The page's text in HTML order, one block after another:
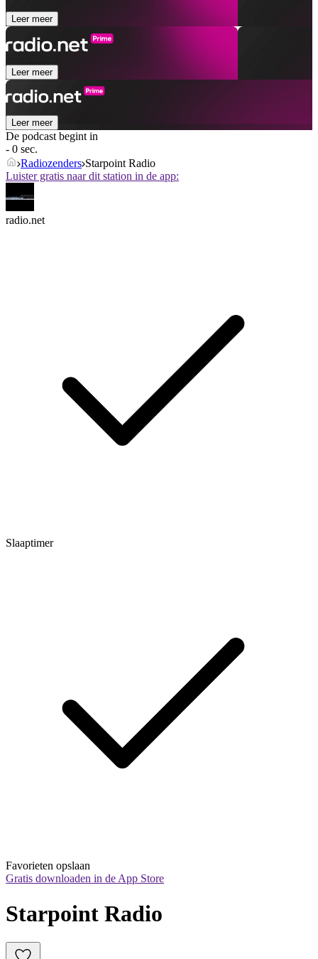
Leer meer
Leer meer
Leer meer
De podcast begint in
- 0 sec.
Radiozenders Starpoint Radio
Luister gratis naar dit station in de app:
radio.net
Slaaptimer
Favorieten opslaan
Gratis downloaden in de App Store
Starpoint Radio